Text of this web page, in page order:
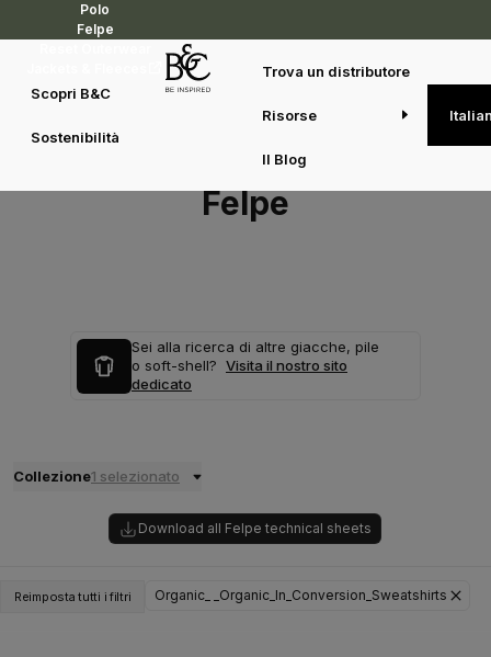
Polo
Felpe
Scopri B&C
Sostenibilità
Trova un distributore
Risorse
Il Blog
Felpe
Sei alla ricerca di altre giacche, pile
o soft-shell? Visita il nostro sito
dedicato
Collezione1 selezionato
Download all Felpe technical sheets
Reimposta tutti i filtri Organic_ _Organic_In_Conversion_Sweatshirts